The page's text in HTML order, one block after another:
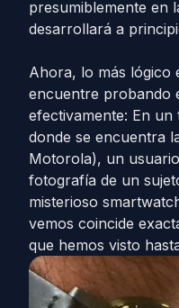
presumiblemente en
desarrollará a
Ahora, lo más lógico
encuentre probando
efectivamente: En un
donde se encuentra
Motorola), un
fotografía de un
misterioso
vemos coincide
que hemos visto